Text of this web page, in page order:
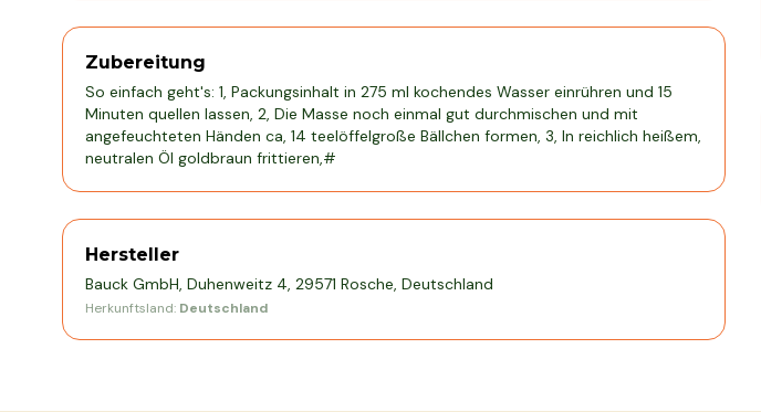
Zubereitung
So einfach geht's: 1, Packungsinhalt in 275 ml kochendes Wasser einrühren und 15
Minuten quellen lassen, 2, Die Masse noch einmal gut durchmischen und mit
angefeuchteten Händen ca, 14 teelöffelgroße Bällchen formen, 3, In reichlich heißem,
neutralen Öl goldbraun frittieren,#
Hersteller
Bauck GmbH, Duhenweitz 4, 29571 Rosche, Deutschland
Herkunftsland: Deutschland